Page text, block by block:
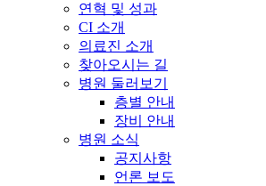
연혁 및 성과
CI 소개
의료진 소개
찾아오시는 길
병원 둘러보기
층별 안내
장비 안내
병원 소식
공지사항
언론 보도